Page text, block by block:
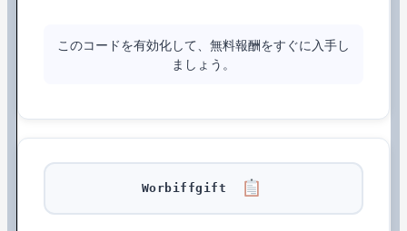
このコードを有効化して、無料報酬をすぐに入手し
ましょう。
Worbiffgift